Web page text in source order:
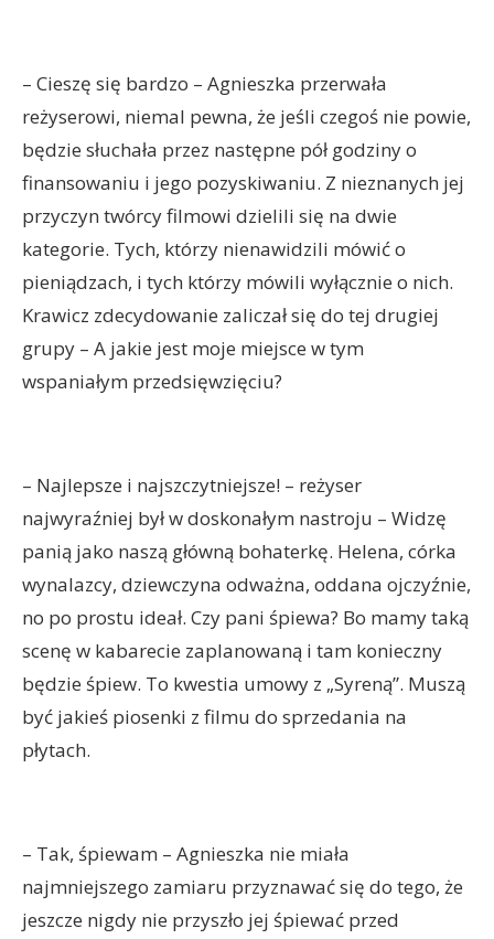
– Cieszę się bardzo – Agnieszka przerwała
reżyserowi, niemal pewna, że jeśli czegoś nie powie,
będzie słuchała przez następne pół godziny o
finansowaniu i jego pozyskiwaniu. Z nieznanych jej
przyczyn twórcy filmowi dzielili się na dwie
kategorie. Tych, którzy nienawidzili mówić o
pieniądzach, i tych którzy mówili wyłącznie o nich.
Krawicz zdecydowanie zaliczał się do tej drugiej
grupy – A jakie jest moje miejsce w tym
wspaniałym przedsięwzięciu?
– Najlepsze i najszczytniejsze! – reżyser
najwyraźniej był w doskonałym nastroju – Widzę
panią jako naszą główną bohaterkę. Helena, córka
wynalazcy, dziewczyna odważna, oddana ojczyźnie,
no po prostu ideał. Czy pani śpiewa? Bo mamy taką
scenę w kabarecie zaplanowaną i tam konieczny
będzie śpiew. To kwestia umowy z „Syreną”. Muszą
być jakieś piosenki z filmu do sprzedania na
płytach.
– Tak, śpiewam – Agnieszka nie miała
najmniejszego zamiaru przyznawać się do tego, że
jeszcze nigdy nie przyszło jej śpiewać przed